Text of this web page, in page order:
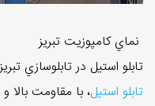
نماي کامپوزيت تبريز
تابلو استيل در تابلوسازي تبريز
تابلو استيل، با مقاومت بالا